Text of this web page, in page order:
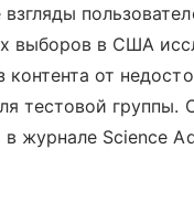
взгляды
выборов в США
контента от
тестовой группы.
в журнале Science